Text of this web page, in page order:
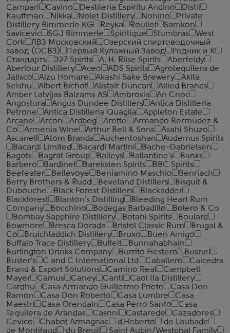
Campari
Cavino Destileria Espiritu Andino
Distil
Kauffman
Nikka Nolet Distillery Nonino
Private
Distillery Bimmerle KG
Reyka Roullet
Samkon
Savicevic
SGJ Bimmerle Spiritique Stumbras
West
Cork
ЛВЗ Московский
Озерский спиртоводочный
завод (ОСВЗ)
Первый Купажный Завод
Родник и К
Стандартъ
327 Spirits A. H. Riise Spirits
Aberfeldy
Aberlour Distillery
Aceo ADS Spirits
Agrotequilera de
Jalisco
Aizu Homare Akashi Sake Brewery
Akita
Seishu
Albert Bichot Alistair Duncan
Allied Brands
Amber Latvijas Balzams AS
Ambrosia
An Cnoc
Angostura
Angus Dundee Distillers
Antica Distilleria
Petrone
Antica Distilleria Quaglia
Appleton Estate
Arcane
Arcon Ardbeg Arette
Armando Bermudez &
Co
Armenia Wine Arthur Bell & Sons
Asahi Shuzo
Ascaneli
Atom Brands Auchentoshan
Audemus Spirits
Bacardi Limited
Bacardi Martini
Bache-Gabrielsen
Bagots
Bagrat Group Baileys Ballantine's
Banks
Barbero
Bardinet Bareksten Spirits
BBC Spirits
Beefeater
Bellevoye Beniamino Maschio
Benriach
Berry Brothers & Rudd
Beveland Distillers
Bisquit &
Dubouche
Black Forest Distillers
Blackadder
Blackforest
Blanton's Distilling
Bleeding Heart Rum
Company
Bocchino Bodegas Barbadillo
Bolero & Co
Bombay Sapphire Distillery
Botani Spirits
Boulard
Bowmore
Bresca Dorada Bristol Classic Rum
Brugal &
Co
Bruichladdich Distillery Bruxo
Buen Amigo
Buffalo Trace Distillery
Bulleit
Bunnahabhain
Burlington Drinks Company
Burrito Fiestero
Busnel
Buster's
C and C International Ltd Caballero
Caicedra
Brand & Export Solutions
Camino Real
Campbell
Mayer
Camus Caney Canti
Caol Ila Distillery
Cardhu
Casa Armando Guillermo Prieto
Casa Don
Ramon
Casa Don Roberto Casa Lumbre
Casa
Maestri
Casa Orendain Casa Perro Santo
Casa
Tequilera de Arandas
Casoni Castarede
Cazadores
Cevico
Chabot Armagnac d'Heberto
de Laubade
de Montifaud
du Breuil
Saint Aubin/Westphal Family